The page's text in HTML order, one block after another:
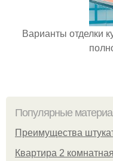
Варианты отделки
Популярные
Преимущества
Квартира 2